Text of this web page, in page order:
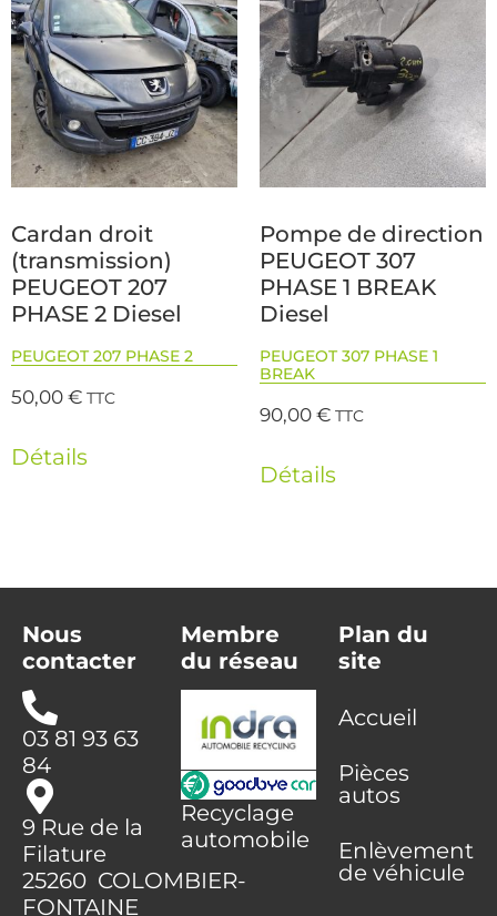
Cardan droit
(transmission)
PEUGEOT 207
PHASE 2 Diesel
PEUGEOT 207 PHASE 2
50,00€ TTC
Détails
Pompe de direction
PEUGEOT 307
PHASE 1 BREAK
Diesel
PEUGEOT 307 PHASE 1
BREAK
90,00€ TTC
Détails
Nous
contacter
03 81 93 63
84
9 Rue de la
Filature
25260 COLOMBIER-
FONTAINE
Membre
du réseau
Recyclage
automobile
Plan du
site
Accueil
Pièces
autos
Enlèvement
de véhicule